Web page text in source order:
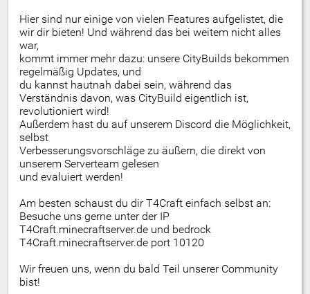
Hier sind nur einige von vielen Features aufgelistet, die
wir dir bieten! Und während das bei weitem nicht alles
war,
kommt immer mehr dazu: unsere CityBuilds bekommen
regelmäßig Updates, und
du kannst hautnah dabei sein, während das
Verständnis davon, was CityBuild eigentlich ist,
revolutioniert wird!
Außerdem hast du auf unserem Discord die Möglichkeit,
selbst
Verbesserungsvorschläge zu äußern, die direkt von
unserem Serverteam gelesen
und evaluiert werden!
Am besten schaust du dir T4Craft einfach selbst an:
Besuche uns gerne unter der IP
T4Craft.minecraftserver.de und bedrock
T4Craft.minecraftserver.de port 10120
Wir freuen uns, wenn du bald Teil unserer Community
bist!